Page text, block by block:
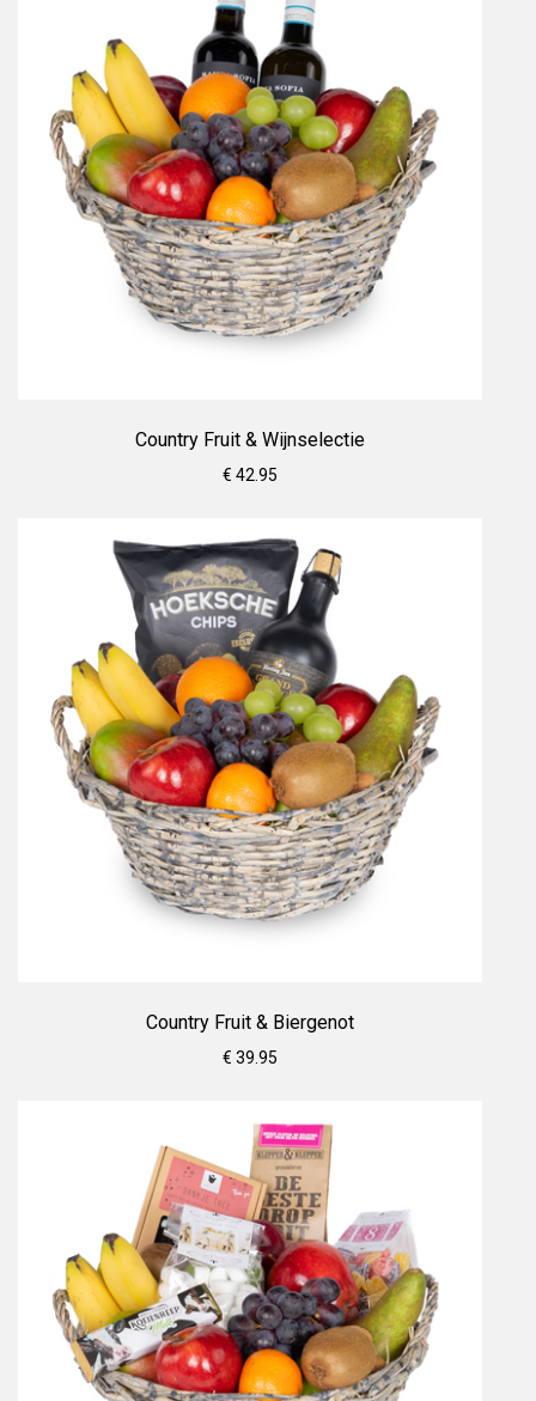
Country Fruit & Wijnselectie
€ 42.95
Country Fruit & Biergenot
€ 39.95